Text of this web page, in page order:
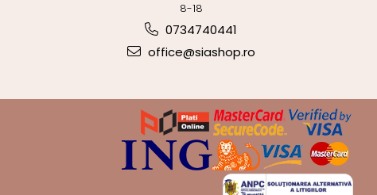
8-18
0734740441
office@siashop.ro